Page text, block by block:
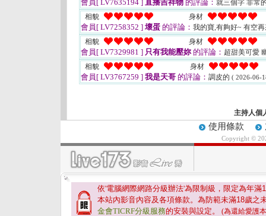
會員[ LV7635194 ] 直播吉祥物 的評論： 就三個字 非常
相貌
身材
會員[ LV7258352 ] 壞蛋 的評論： 我的寶,有夠好~ 有空
相貌
身材
會員[ LV7329981 ] 只有我能壓妳的評論： 超甜美可愛
相貌
身材
會員[ LV3767259 ] 我是天哥 的評論： 調皮的 ( 2026-06-
主持人個
使用條款
Copyright ©
依'電腦網際網路分級辦法'為限制級，限定為年滿
本站內影音內容及各項條款。為防範未滿18歲之
金會TICRF分級服務的安裝與設定。 (為還給愛護